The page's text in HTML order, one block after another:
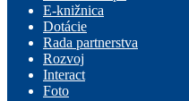
E-knižnica
Dotácie
Rada partnerstva
Rozvoj
Interact
Foto